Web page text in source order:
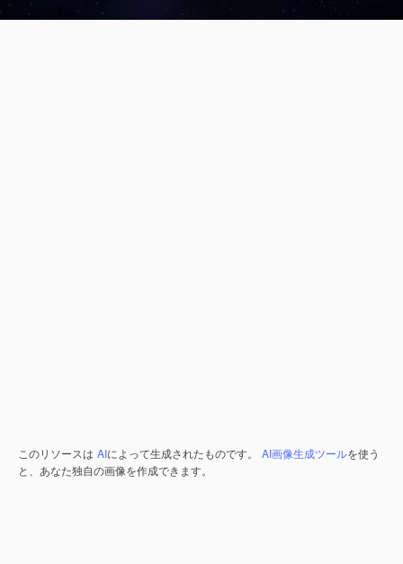
このリソースは AIによって生成されたものです。 AI画像生成ツールを使う
と、あなた独自の画像を作成できます。